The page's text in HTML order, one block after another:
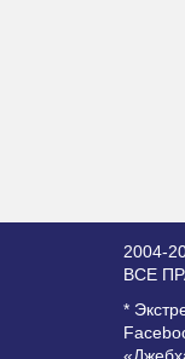
2004-
ВСЕ
*